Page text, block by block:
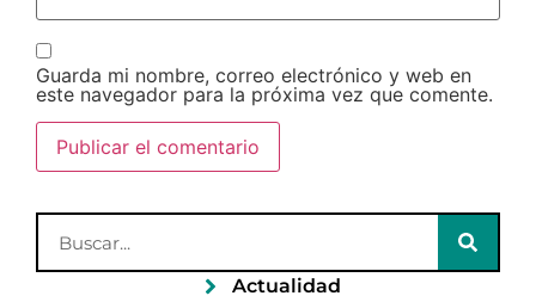
Guarda mi nombre, correo electrónico y web en
este navegador para la próxima vez que comente.
Actualidad